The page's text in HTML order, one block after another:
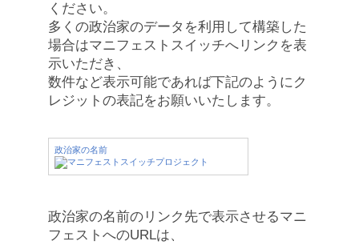
ください。
多くの政治家のデータを利用して構築した
場合はマニフェストスイッチへリンクを表
示いただき、
数件など表示可能であれば下記のようにク
レジットの表記をお願いいたします。
政治家の名前
政治家の名前のリンク先で表示させるマニ
フェストへのURLは、